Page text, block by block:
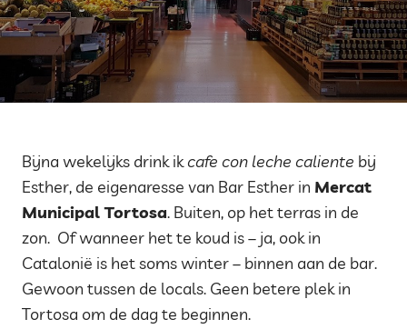
Bijna wekelijks drink ikcafe con leche caliente bij
Esther, de eigenaresse van Bar Esther in Mercat
Municipal Tortosa. Buiten, op het terras in de
zon. Of wanneer het te koud is – ja, ook in
Catalonië is het soms winter – binnen aan de bar.
Gewoon tussen de locals. Geen betere plek in
Tortosa om de dag te beginnen.